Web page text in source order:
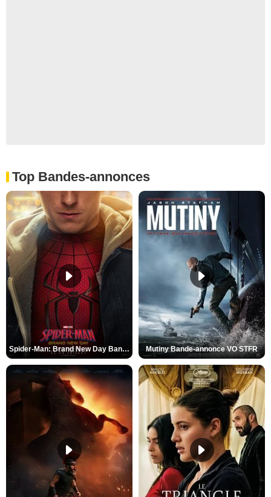
Top Bandes-annonces
Spider-Man: Brand New Day Bande-annonce VO STFR Mutiny Bande-annonce VO STFR